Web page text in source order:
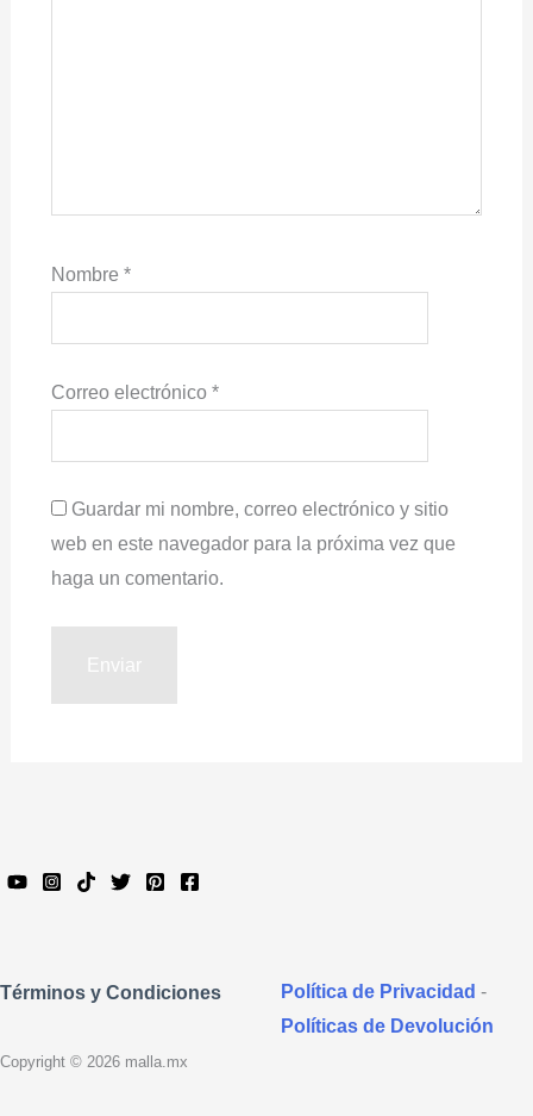
Nombre *
Correo electrónico *
Guardar mi nombre, correo electrónico y sitio
web en este navegador para la próxima vez que
haga un comentario.
Términos y Condiciones Política de Privacidad -
Políticas de Devolución
Copyright © 2026 malla.mx